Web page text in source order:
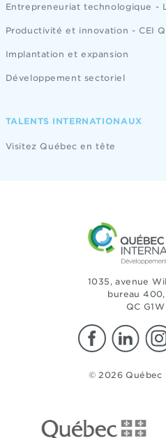
Entrepreneuriat technologique -
Productivité et innovation - CEI
Implantation et expansion
Développement sectoriel
TALENTS INTERNATIONAUX
Visitez Québec en tête
1035, avenue
bureau
QC
© 2026 Québec